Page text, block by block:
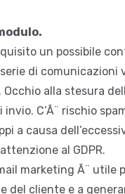
un possibile
di comunicazioni
Occhio alla stesura
C’Ã¨ rischio
a causa
al GDPR.
marketing Ã¨ utile
del cliente e a